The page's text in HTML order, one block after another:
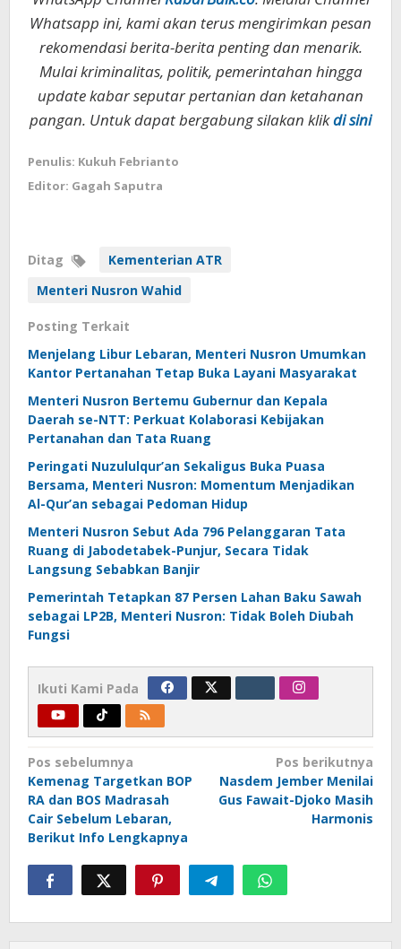
Whatsapp ini, kami akan terus mengirimkan pesan
rekomendasi berita-berita penting dan menarik.
Mulai kriminalitas, politik, pemerintahan hingga
update kabar seputar pertanian dan ketahanan
pangan. Untuk dapat bergabung silakan klikdi sini
Penulis: Kukuh Febrianto
Editor: Gagah Saputra
Ditag
Kementerian ATR
Menteri Nusron Wahid
Posting Terkait
Menjelang Libur Lebaran, Menteri Nusron Umumkan
Kantor Pertanahan Tetap Buka Layani Masyarakat
Menteri Nusron Bertemu Gubernur dan Kepala
Daerah se-NTT: Perkuat Kolaborasi Kebijakan
Pertanahan dan Tata Ruang
Peringati Nuzululqur’an Sekaligus Buka Puasa
Bersama, Menteri Nusron: Momentum Menjadikan
Al-Qur’an sebagai Pedoman Hidup
Menteri Nusron Sebut Ada 796 Pelanggaran Tata
Ruang di Jabodetabek-Punjur, Secara Tidak
Langsung Sebabkan Banjir
Pemerintah Tetapkan 87 Persen Lahan Baku Sawah
sebagai LP2B, Menteri Nusron: Tidak Boleh Diubah
Fungsi
Ikuti Kami Pada
Navigasi
pos
Pos sebelumnya
Kemenag Targetkan BOP
RA dan BOS Madrasah
Cair Sebelum Lebaran,
Berikut Info Lengkapnya
Pos berikutnya
Nasdem Jember Menilai
Gus Fawait-Djoko Masih
Harmonis